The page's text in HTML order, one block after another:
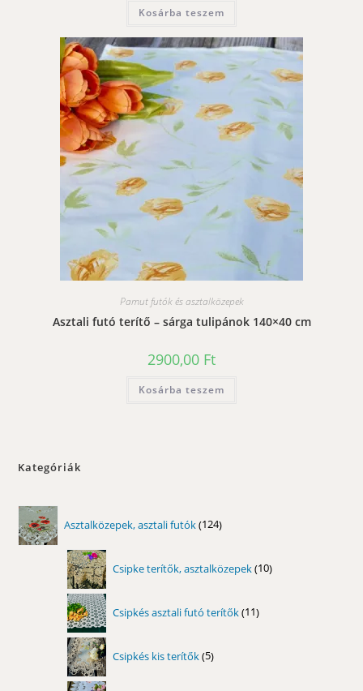
Kosárba teszem
Pamut futók és asztalközepek
Asztali futó terítő – sárga tulipánok 140×40 cm
2900,00 Ft
Kosárba teszem
Kategóriák
Asztalközepek, asztali futók 124
termék
Csipke terítők, asztalközepek 10
termék
Csipkés asztali futó terítők 11
termék
Csipkés kis terítők 5
termék